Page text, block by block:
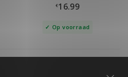
€16.99
Op voorraad